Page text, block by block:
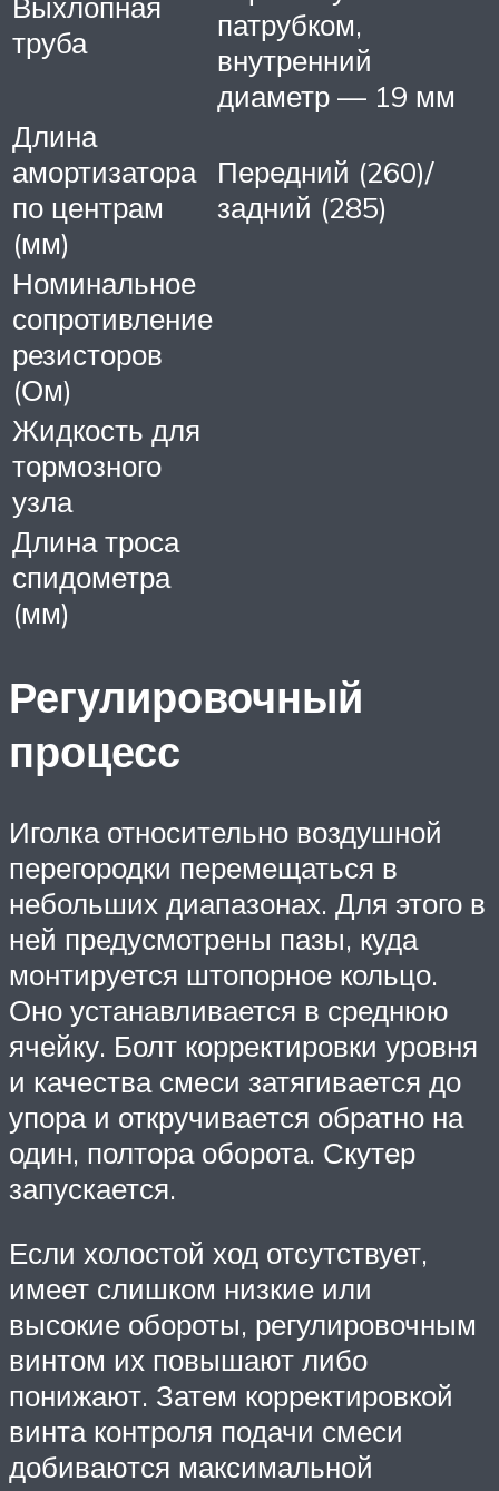
труба
патрубком,
внутренний
диаметр — 19 мм
Длина
амортизатора
по центрам
(мм)
Передний (260)/
задний (285)
Номинальное
сопротивление
резисторов
(Ом)
Жидкость для
тормозного
узла
Длина троса
спидометра
(мм)
Регулировочный
процесс
Иголка относительно воздушной
перегородки перемещаться в
небольших диапазонах. Для этого в
ней предусмотрены пазы, куда
монтируется штопорное кольцо.
Оно устанавливается в среднюю
ячейку. Болт корректировки уровня
и качества смеси затягивается до
упора и откручивается обратно на
один, полтора оборота. Скутер
запускается.
Если холостой ход отсутствует,
имеет слишком низкие или
высокие обороты, регулировочным
винтом их повышают либо
понижают. Затем корректировкой
винта контроля подачи смеси
добиваются максимальной